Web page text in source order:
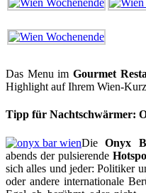
Das Menu im Gourmet
Highlight auf Ihrem Wien-
Tipp für Nachtschwärmer:
Die Onyx
abends der pulsierende
sich alles und jeder: Politiker
oder andere internationale